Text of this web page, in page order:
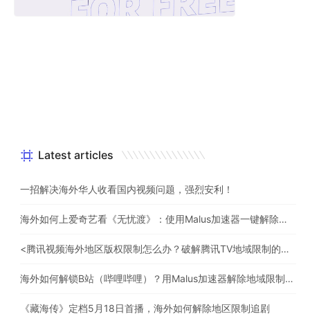
Latest articles
一招解决海外华人收看国内视频问题，强烈安利！
海外如何上爱奇艺看《无忧渡》：使用Malus加速器一键解除地域限制
<腾讯视频海外地区版权限制怎么办？破解腾讯TV地域限制的办法>
海外如何解锁B站（哔哩哔哩）？用Malus加速器解除地域限制，一键流畅追番
《藏海传》定档5月18日首播，海外如何解除地区限制追剧